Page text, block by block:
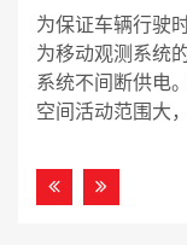
为保证车辆行驶
为移动观测系统
系统不间断供电
空间活动范围大